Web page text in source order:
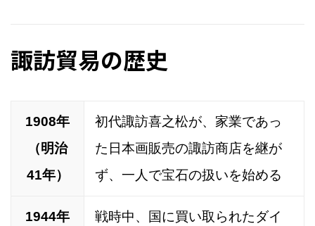
諏訪貿易の歴史
1908年
（明治
41年）
初代諏訪喜之松が、家業であっ
た日本画販売の諏訪商店を継が
ず、一人で宝石の扱いを始める
1944年
戦時中、国に買い取られたダイ